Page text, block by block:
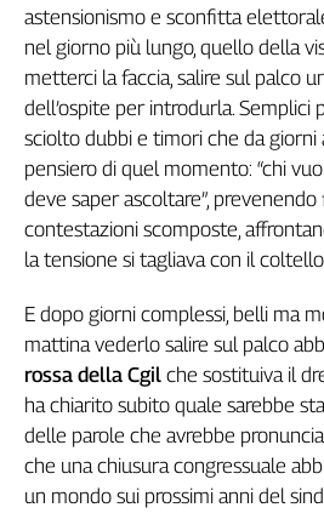
il
sangue
ragione
120
anni
Cgil
Collettiva
Academy
Rubriche
Collettiva
Talk
La
settimana
Collettiva
Girasoli
astensionismo e sconfitta
nel giorno più lungo, quello della
metterci la faccia, salire sul palco
dell’ospite per introdurla. Semplici
sciolto dubbi e timori che da giorni
pensiero di quel momento: “chi
deve saper ascoltare”,
contestazioni scomposte,
la tensione si tagliava con il
E dopo giorni complessi, belli ma
mattina vederlo salire sul palco
rossa della Cgil che sostituiva il
ha chiarito subito quale sarebbe
delle parole che avrebbe
che una chiusura congressuale
un mondo sui prossimi anni del